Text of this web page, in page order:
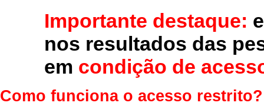
Importante destaque:
nos resultados das
em condição de
Como funciona o acesso restrito?